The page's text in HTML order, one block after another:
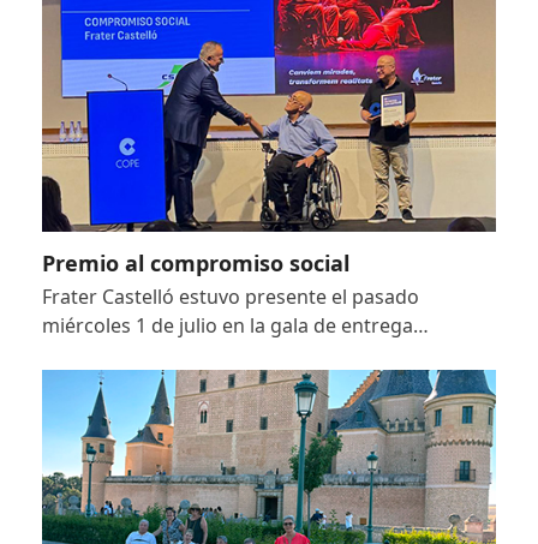
Premio al compromiso social
Frater Castelló estuvo presente el pasado
miércoles 1 de julio en la gala de entrega…